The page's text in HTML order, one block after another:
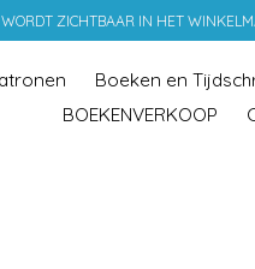
ZICHTBAAR IN HET
Boeken en
BOEKENVERKOOP